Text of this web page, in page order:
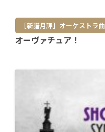
［新譜月評］オーケストラ曲
オーヴァチュア！